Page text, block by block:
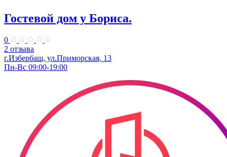
Гостевой дом у Бориса.
0
2 отзыва
г.Избербаш, ул.Приморская, 13
Пн-Вс 09:00-19:00